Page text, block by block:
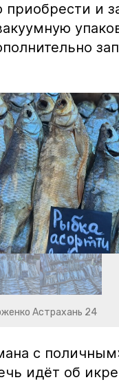
и
Астрахань 24
с
идёт об